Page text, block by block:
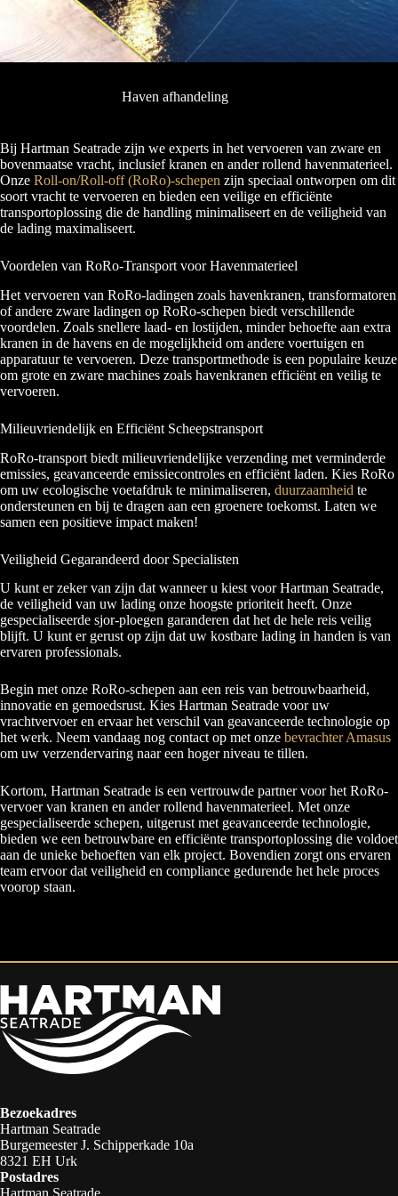
Haven afhandeling
Bij Hartman Seatrade zijn we experts in het vervoeren van zware en
bovenmaatse vracht, inclusief kranen en ander rollend havenmaterieel.
Onze Roll-on/Roll-off (RoRo)-schepen zijn speciaal ontworpen om dit
soort vracht te vervoeren en bieden een veilige en efficiënte
transportoplossing die de handling minimaliseert en de veiligheid van
de lading maximaliseert.
Voordelen van RoRo-Transport voor Havenmaterieel
Het vervoeren van RoRo-ladingen zoals havenkranen, transformatoren
of andere zware ladingen op RoRo-schepen biedt verschillende
voordelen. Zoals snellere laad- en lostijden, minder behoefte aan extra
kranen in de havens en de mogelijkheid om andere voertuigen en
apparatuur te vervoeren. Deze transportmethode is een populaire keuze
om grote en zware machines zoals havenkranen efficiënt en veilig te
vervoeren.
Milieuvriendelijk en Efficiënt Scheepstransport
RoRo-transport biedt milieuvriendelijke verzending met verminderde
emissies, geavanceerde emissiecontroles en efficiënt laden. Kies RoRo
om uw ecologische voetafdruk te minimaliseren, duurzaamheid te
ondersteunen en bij te dragen aan een groenere toekomst. Laten we
samen een positieve impact maken!
Veiligheid Gegarandeerd door Specialisten
U kunt er zeker van zijn dat wanneer u kiest voor Hartman Seatrade,
de veiligheid van uw lading onze hoogste prioriteit heeft. Onze
gespecialiseerde sjor-ploegen garanderen dat het de hele reis veilig
blijft. U kunt er gerust op zijn dat uw kostbare lading in handen is van
ervaren professionals.
Begin met onze RoRo-schepen aan een reis van betrouwbaarheid,
innovatie en gemoedsrust. Kies Hartman Seatrade voor uw
vrachtvervoer en ervaar het verschil van geavanceerde technologie op
het werk. Neem vandaag nog contact op met onze bevrachter Amasus
om uw verzendervaring naar een hoger niveau te tillen.
Kortom, Hartman Seatrade is een vertrouwde partner voor het RoRo-
vervoer van kranen en ander rollend havenmaterieel. Met onze
gespecialiseerde schepen, uitgerust met geavanceerde technologie,
bieden we een betrouwbare en efficiënte transportoplossing die voldoet
aan de unieke behoeften van elk project. Bovendien zorgt ons ervaren
team ervoor dat veiligheid en compliance gedurende het hele proces
voorop staan.
Bezoekadres
Hartman Seatrade
Burgemeester J. Schipperkade 10a
8321 EH Urk
Postadres